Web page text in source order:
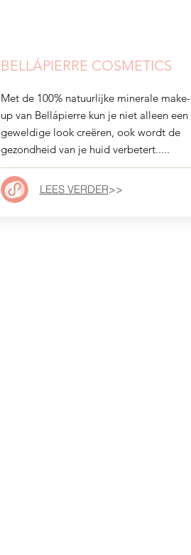
BELLÁPIERRE COSMETICS
Met de 100% natuurlijke minerale make-
up van Bellápierre kun je niet alleen een
geweldige look creëren, ook wordt de
gezondheid van je huid verbetert.....
LEES VERDER>>